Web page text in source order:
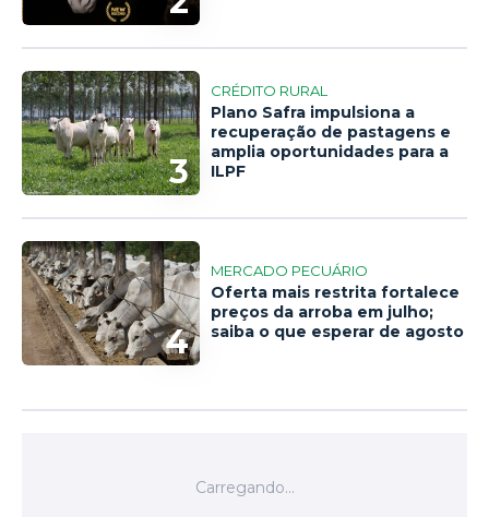
3
CRÉDITO RURAL
Plano Safra impulsiona a
recuperação de pastagens e
amplia oportunidades para a
ILPF
4
MERCADO PECUÁRIO
Oferta mais restrita fortalece
preços da arroba em julho;
saiba o que esperar de agosto